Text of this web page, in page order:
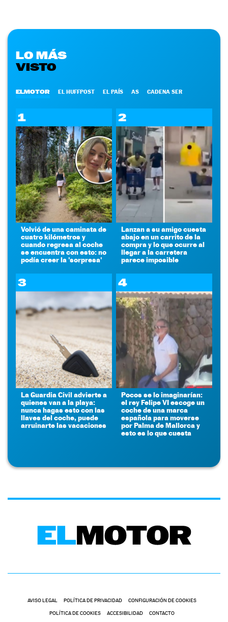
LO MÁS
VISTO
ELMOTOR EL HUFFPOST EL PAÍS AS CADENA SER
1
Volvió de una caminata de
cuatro kilómetros y
cuando regresa al coche
se encuentra con esto: no
podía creer la 'sorpresa'
2
Lanzan a su amigo cuesta
abajo en un carrito de la
compra y lo que ocurre al
llegar a la carretera
parece imposible
3
La Guardia Civil advierte a
quienes van a la playa:
nunca hagas esto con las
llaves del coche, puede
arruinarte las vacaciones
4
Pocos se lo imaginarían:
el rey Felipe VI escoge un
coche de una marca
española para moverse
por Palma de Mallorca y
esto es lo que cuesta
AVISO LEGAL POLÍTICA DE PRIVACIDAD CONFIGURACIÓN DE COOKIES
POLÍTICA DE COOKIES ACCESIBILIDAD CONTACTO